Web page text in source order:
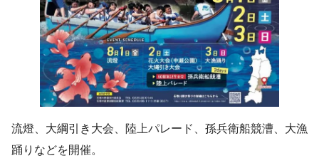
流燈、大綱引き大会、陸上パレード、孫兵衛船競漕、大漁
踊りなどを開催。